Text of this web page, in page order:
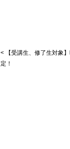
< 【受講生、修了生対象
定！